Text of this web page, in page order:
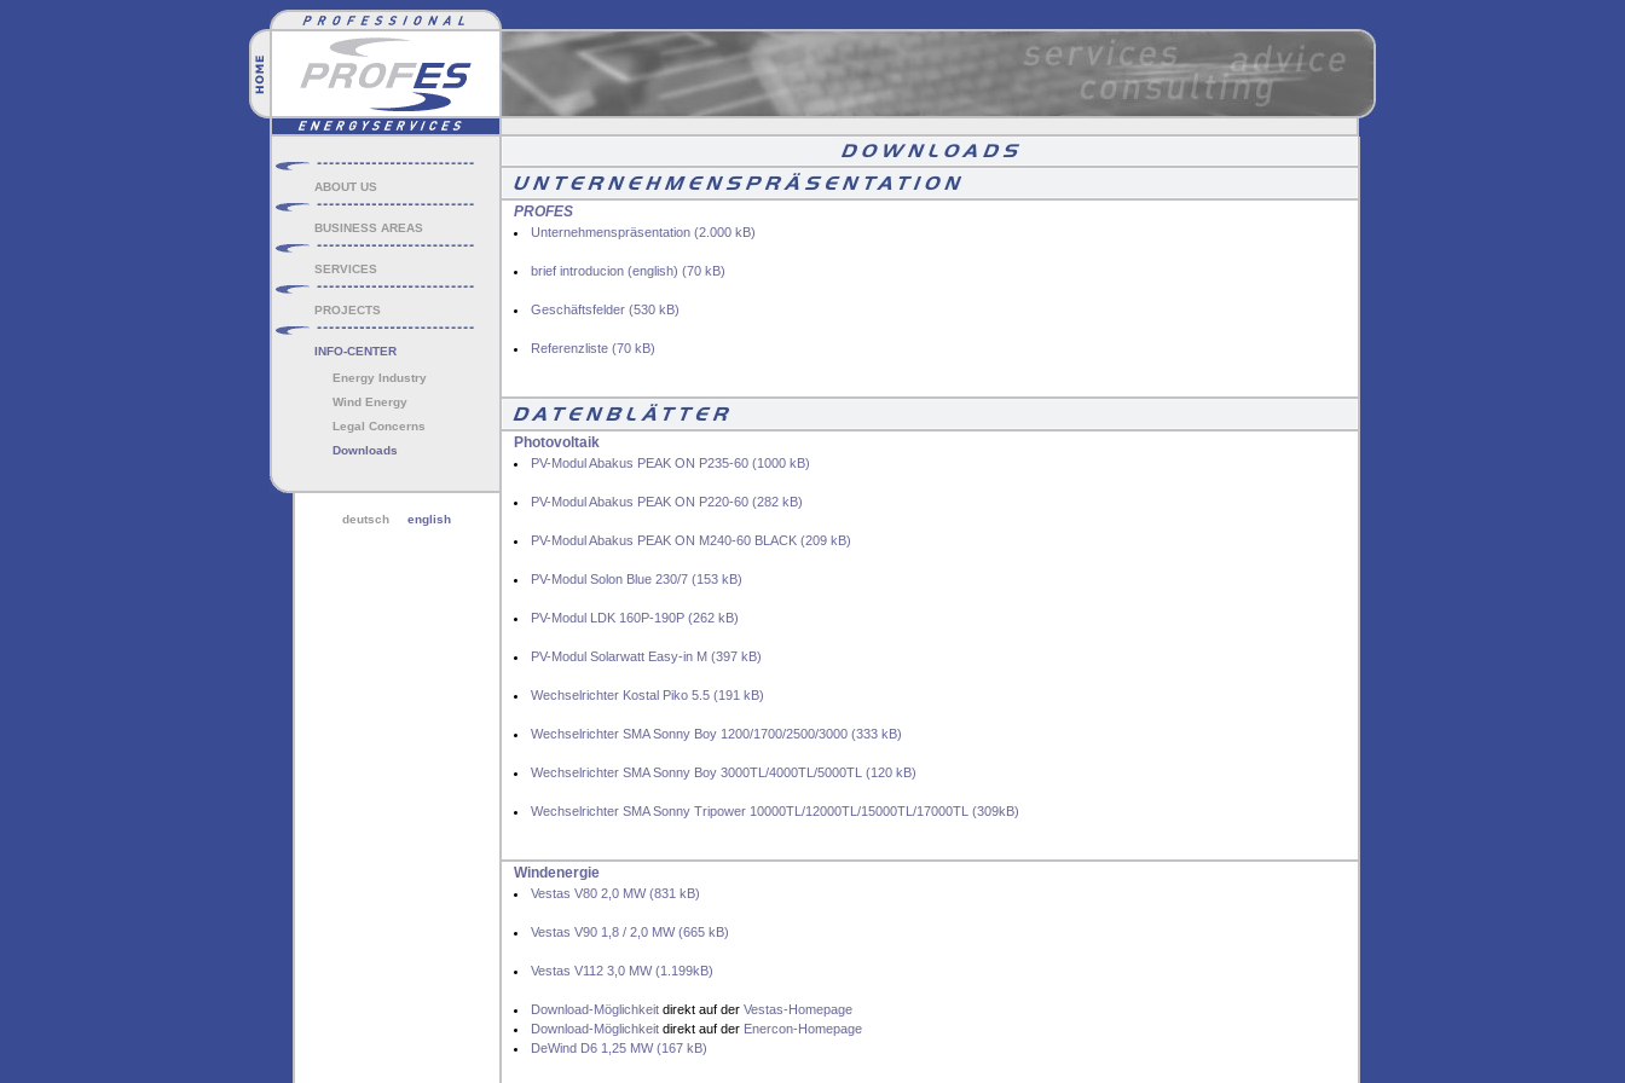
ABOUT US
BUSINESS AREAS
SERVICES
PROJECTS
INFO-CENTER
Energy Industry
Wind Energy
Legal Concerns
Downloads
deutsch english
PROFES
Unternehmenspräsentation (2.000 kB)
brief introducion (english) (70 kB)
Geschäftsfelder (530 kB)
Referenzliste (70 kB)
Photovoltaik
PV-Modul Abakus PEAK ON P235-60 (1000 kB)
PV-Modul Abakus PEAK ON P220-60 (282 kB)
PV-Modul Abakus PEAK ON M240-60 BLACK (209 kB)
PV-Modul Solon Blue 230/7 (153 kB)
PV-Modul LDK 160P-190P (262 kB)
PV-Modul Solarwatt Easy-in M (397 kB)
Wechselrichter Kostal Piko 5.5 (191 kB)
Wechselrichter SMA Sonny Boy 1200/1700/2500/3000 (333 kB)
Wechselrichter SMA Sonny Boy 3000TL/4000TL/5000TL (120 kB)
Wechselrichter SMA Sonny Tripower 10000TL/12000TL/15000TL/17000TL (309kB)
Windenergie
Vestas V80 2,0 MW (831 kB)
Vestas V90 1,8 / 2,0 MW (665 kB)
Vestas V112 3,0 MW (1.199kB)
Download-Möglichkeitdirekt auf derVestas-Homepage
Download-Möglichkeitdirekt auf der Enercon-Homepage
DeWind D6 1,25 MW (167 kB)